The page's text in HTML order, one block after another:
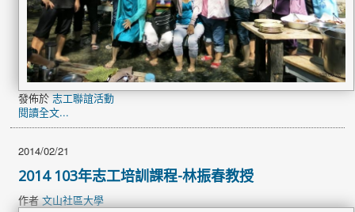
發佈於 志工聯誼活動
閱讀全文...
2014/02/21
2014 103年志工培訓課程-林振春教授
作者文山社區大學